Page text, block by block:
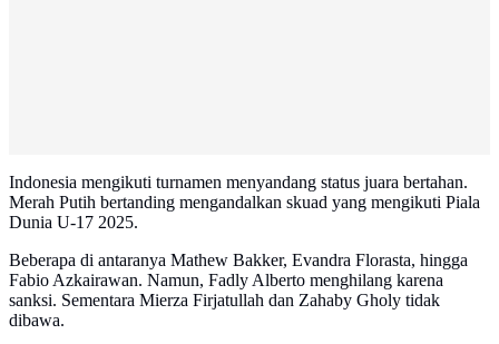
Indonesia mengikuti turnamen menyandang status juara bertahan.
Merah Putih bertanding mengandalkan skuad yang mengikuti Piala
Dunia U-17 2025.
Beberapa di antaranya Mathew Bakker, Evandra Florasta, hingga
Fabio Azkairawan. Namun, Fadly Alberto menghilang karena
sanksi. Sementara Mierza Firjatullah dan Zahaby Gholy tidak
dibawa.